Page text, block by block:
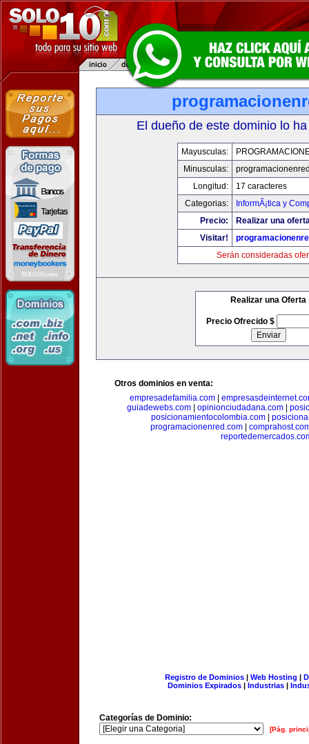
El dueño de este dominio lo
Mayusculas:
Minusculas:
Longitud:
17 caracteres
Categorias:
InformÃ¡tica y
Precio:
Realizar una
Visitar!
Serán consideradas
Realizar una Oferta
Precio Ofrecido $
Otros dominios en venta:
empresadefamilia.com
guiadewebs.com
opinionciudadana.com
posicionamientocolombia.com|
programacionenred.com
Registro de Dominios| Web Hosting |
Dominios Expirados | Industrias |
Categorías de Dominio:
[Pág.